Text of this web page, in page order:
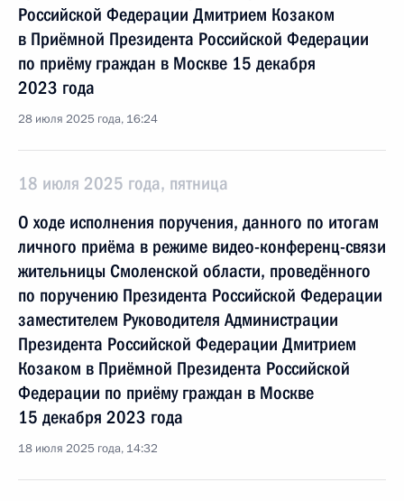
Российской Федерации Дмитрием Козаком
в Приёмной Президента Российской Федерации
по приёму граждан в Москве 15 декабря
2023 года
28 июля 2025 года, 16:24
18 июля 2025 года, пятница
О ходе исполнения поручения, данного по итогам
личного приёма в режиме видео-конференц-связи
жительницы Смоленской области, проведённого
по поручению Президента Российской Федерации
заместителем Руководителя Администрации
Президента Российской Федерации Дмитрием
Козаком в Приёмной Президента Российской
Федерации по приёму граждан в Москве
15 декабря 2023 года
18 июля 2025 года, 14:32